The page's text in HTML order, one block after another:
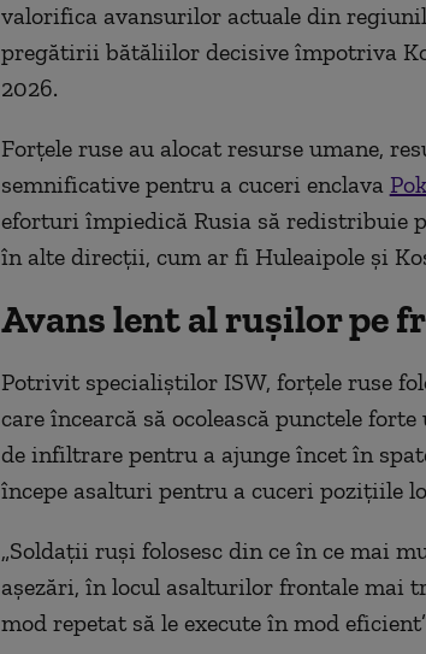
valorifica avansurilor actuale din
pregătirii bătăliilor decisive împotriva
2026.
Forțele ruse au alocat resurse umane,
semnificative pentru a cuceri enclava
eforturi împiedică Rusia să redistribuie
în alte direcții, cum ar fi Huleaipole și
Avans lent al rușilor pe
Potrivit specialiștilor ISW, forțele ruse
care încearcă să ocolească punctele
de infiltrare pentru a ajunge încet în
începe asalturi pentru a cuceri pozițiile
„Soldații ruși folosesc din ce în ce mai
așezări, în locul asalturilor frontale mai
mod repetat să le execute în mod